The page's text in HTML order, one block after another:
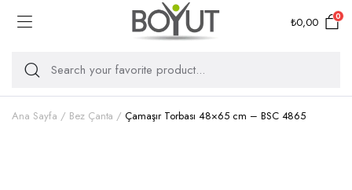
₺0,00 0
Ana Sayfa Bez Çanta Çamaşır Torbası 48×65 cm – BSC 4865